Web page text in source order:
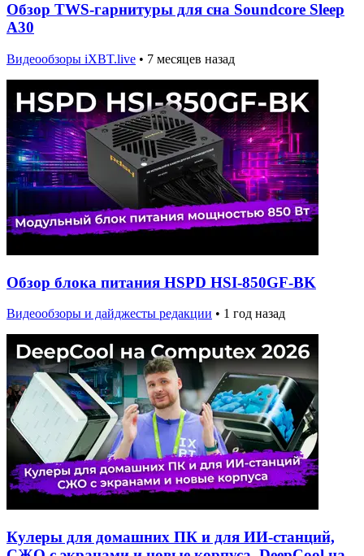
Обзор TWS-гарнитуры для сна Soundcore Sleep
A30
Видеообзоры iXBT.live • 7 месяцев назад
Обзор блока питания HSPD HSI-850GF-BK
Видеообзоры и дайджесты редакции • 1 год назад
Кулеры для домашних ПК и для ИИ-станций,